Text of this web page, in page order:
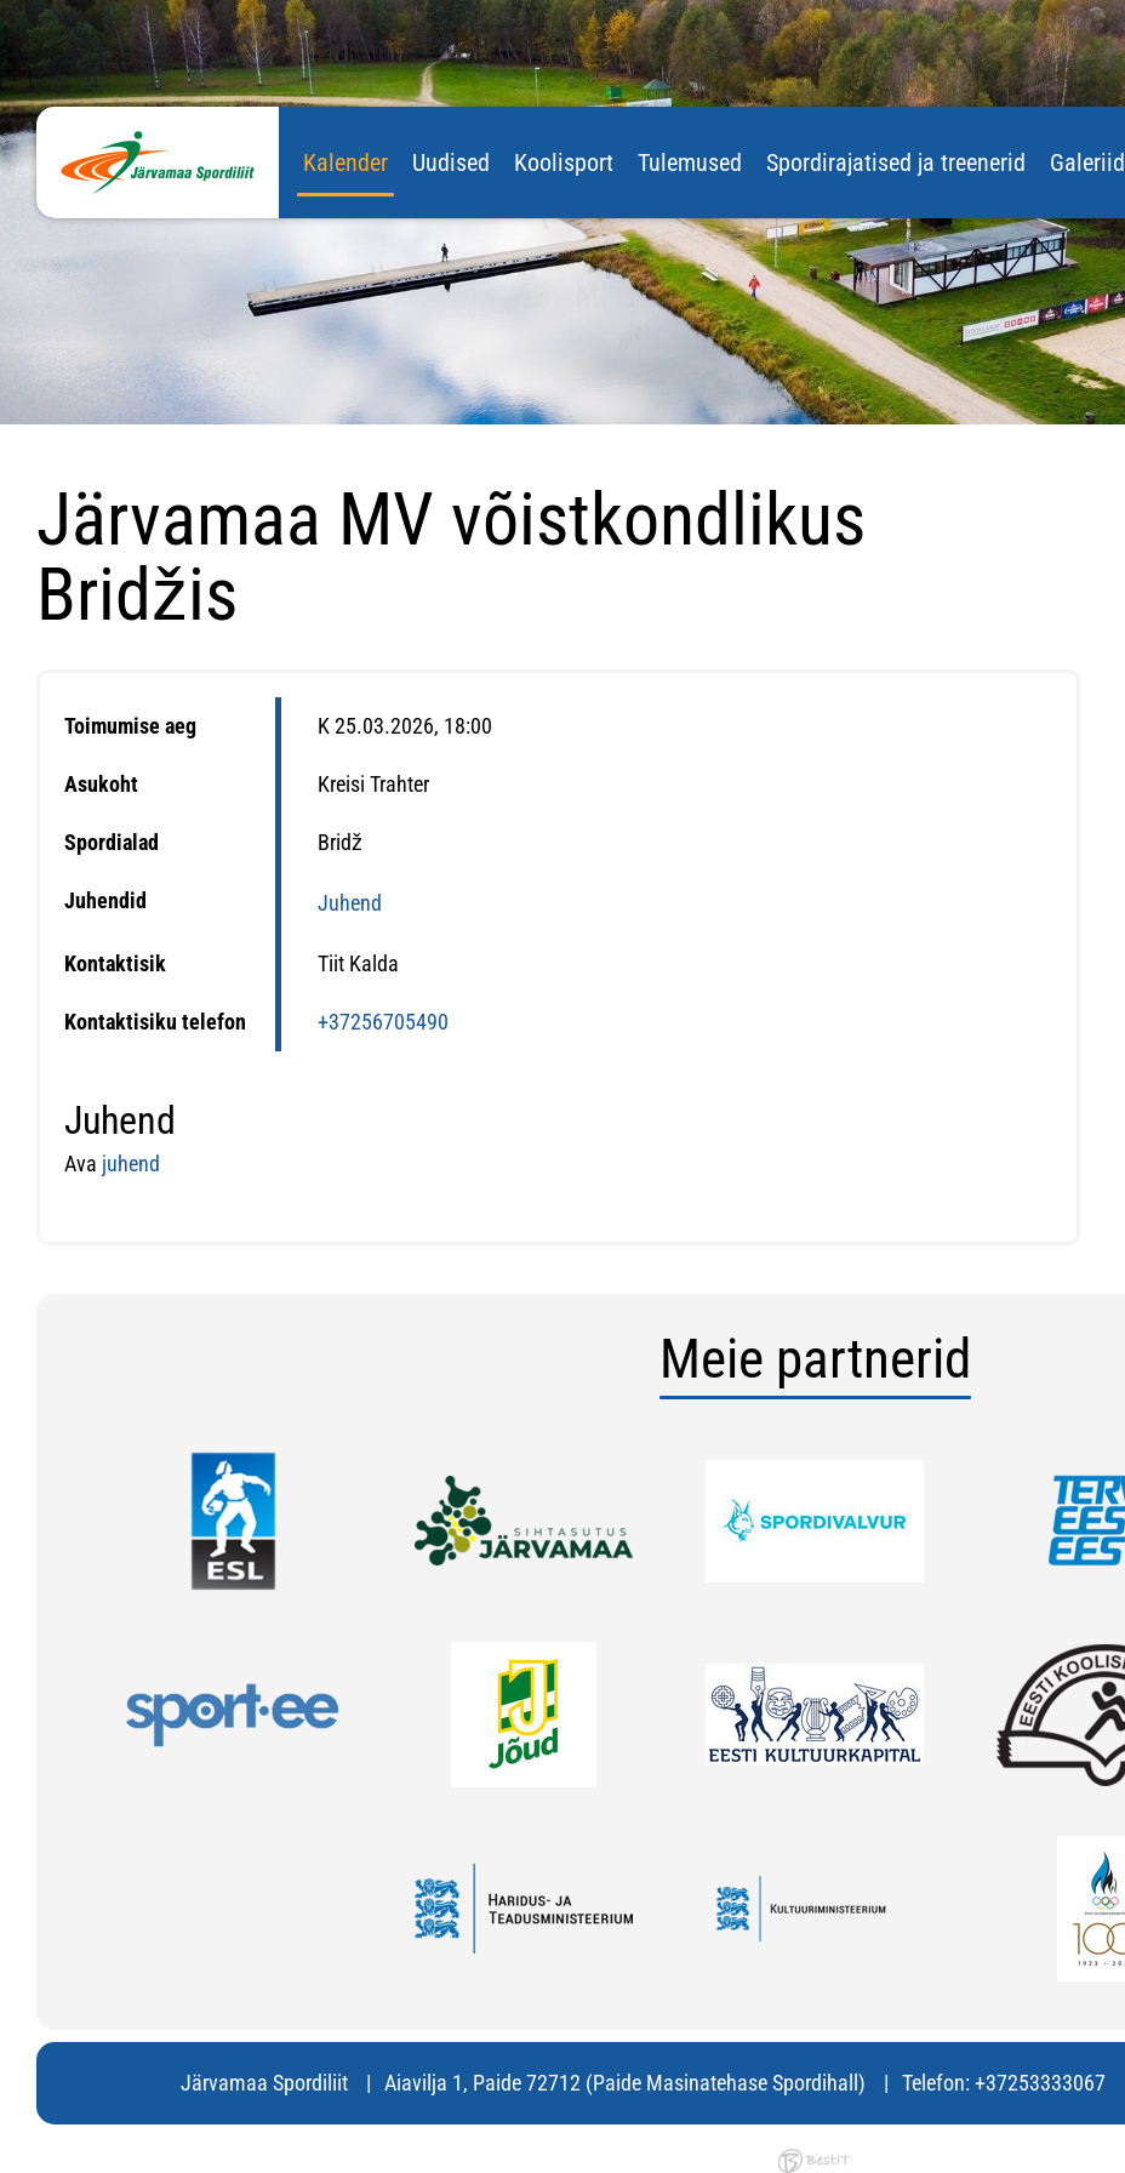
Kalender Uudised Koolisport Tulemused Spordirajatised ja treenerid Galeriid
Järvamaa MV võistkondlikus
Bridžis
Toimumise aeg K 25.03.2026, 18:00
Asukoht Kreisi Trahter
Spordialad Bridž
Juhendid Juhend
Kontaktisik Tiit Kalda
Kontaktisiku telefon +37256705490
Juhend
Ava juhend
Meie partnerid
Järvamaa Spordiliit Aiavilja 1, Paide 72712 (Paide Masinatehase Spordihall) Telefon: +37253333067